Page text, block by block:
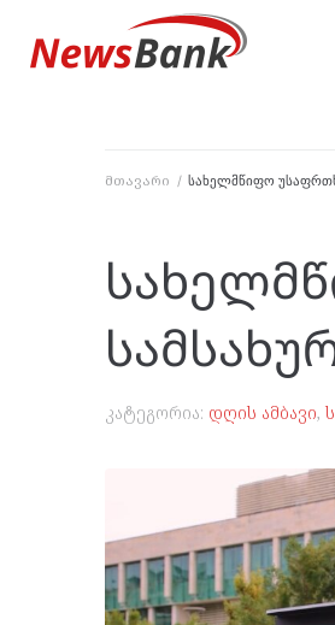
მთავარი / სახელმწიფო
კატეგორია: დღის ამბავი,